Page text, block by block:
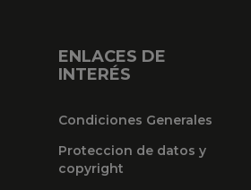
ENLACES DE
INTERÉS
Condiciones Generales
Proteccion de datos y
copyright